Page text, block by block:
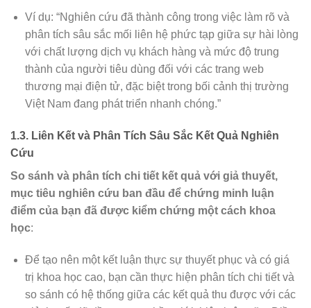
Ví dụ: “Nghiên cứu đã thành công trong việc làm rõ và
phân tích sâu sắc mối liên hệ phức tạp giữa sự hài lòng
với chất lượng dịch vụ khách hàng và mức độ trung
thành của người tiêu dùng đối với các trang web
thương mại điện tử, đặc biệt trong bối cảnh thị trường
Việt Nam đang phát triển nhanh chóng.”
1.3. Liên Kết và Phân Tích Sâu Sắc Kết Quả Nghiên
Cứu
So sánh và phân tích chi tiết kết quả với giả thuyết,
mục tiêu nghiên cứu ban đầu để chứng minh luận
điểm của bạn đã được kiểm chứng một cách khoa
học:
Để tạo nên một kết luận thực sự thuyết phục và có giá
trị khoa học cao, bạn cần thực hiện phân tích chi tiết và
so sánh có hệ thống giữa các kết quả thu được với các